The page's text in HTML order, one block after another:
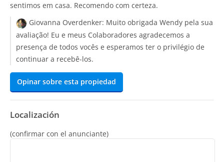
sentimos em casa. Recomendo com certeza.
Giovanna Overdenker: Muito obrigada Wendy pela sua
avaliação! Eu e meus Colaboradores agradecemos a
presença de todos vocês e esperamos ter o privilégio de
continuar a recebê-los.
Opinar sobre esta propiedad
Localización
(confirmar con el anunciante)